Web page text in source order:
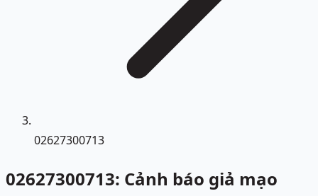
02627300713
02627300713: Cảnh báo giả mạo